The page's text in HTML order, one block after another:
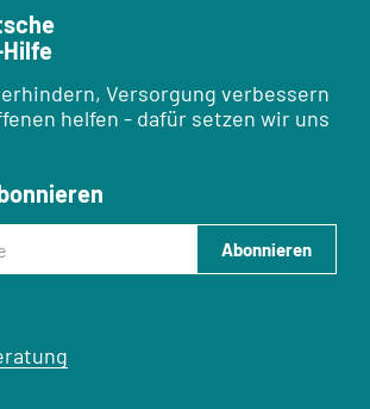
Versorgung verbessern
helfen - dafür setzen wir uns
Abonnieren